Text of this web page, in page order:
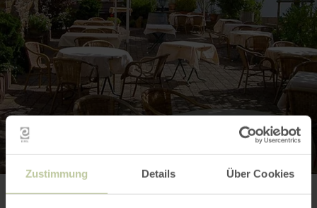
Zustimmung Details Über Cookies